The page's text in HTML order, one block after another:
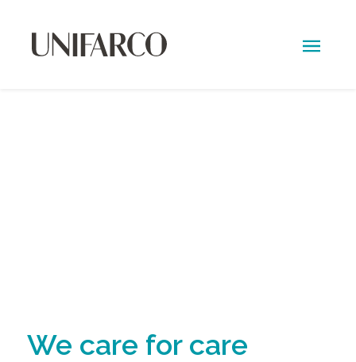
Unifarco
We care for care